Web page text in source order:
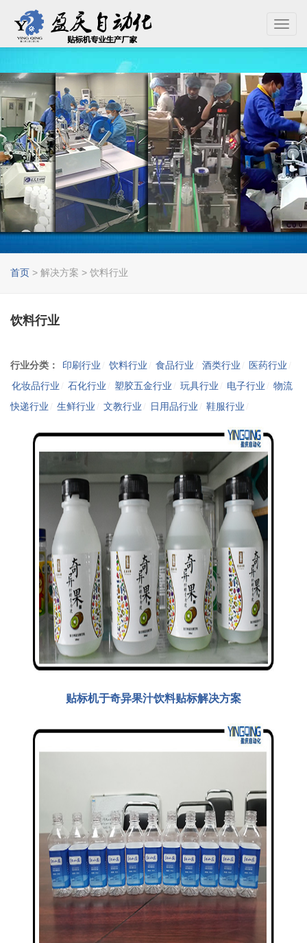
首页 > 解决方案 > 饮料行业
饮料行业
行业分类： 印刷行业 饮料行业 食品行业 酒类行业 医药行业
化妆品行业
石化行业 塑胶五金行业 玩具行业 电子行业
物流
快递行业
生鲜行业 文教行业 日用品行业 鞋服行业
贴标机于奇异果汁饮料贴标解决方案